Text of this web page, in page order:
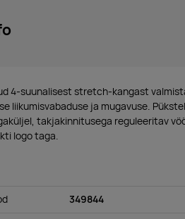
4-suunalisest stretch-kangast
liikumisvabaduse ja mugavuse.
takjakinnitusega reguleeritav
logo taga.
349844